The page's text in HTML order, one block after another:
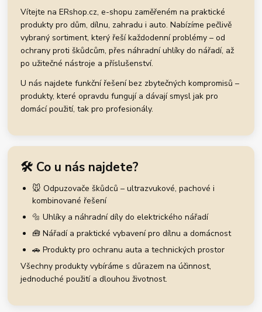
Vítejte na ERshop.cz, e-shopu zaměřeném na praktické
produkty pro dům, dílnu, zahradu i auto. Nabízíme pečlivě
vybraný sortiment, který řeší každodenní problémy – od
ochrany proti škůdcům, přes náhradní uhlíky do nářadí, až
po užitečné nástroje a příslušenství.
U nás najdete funkční řešení bez zbytečných kompromisů –
produkty, které opravdu fungují a dávají smysl jak pro
domácí použití, tak pro profesionály.
🛠️ Co u nás najdete?
🐭 Odpuzovače škůdců – ultrazvukové, pachové i
kombinované řešení
🔩 Uhlíky a náhradní díly do elektrického nářadí
🧰 Nářadí a praktické vybavení pro dílnu a domácnost
🚗 Produkty pro ochranu auta a technických prostor
Všechny produkty vybíráme s důrazem na účinnost,
jednoduché použití a dlouhou životnost.